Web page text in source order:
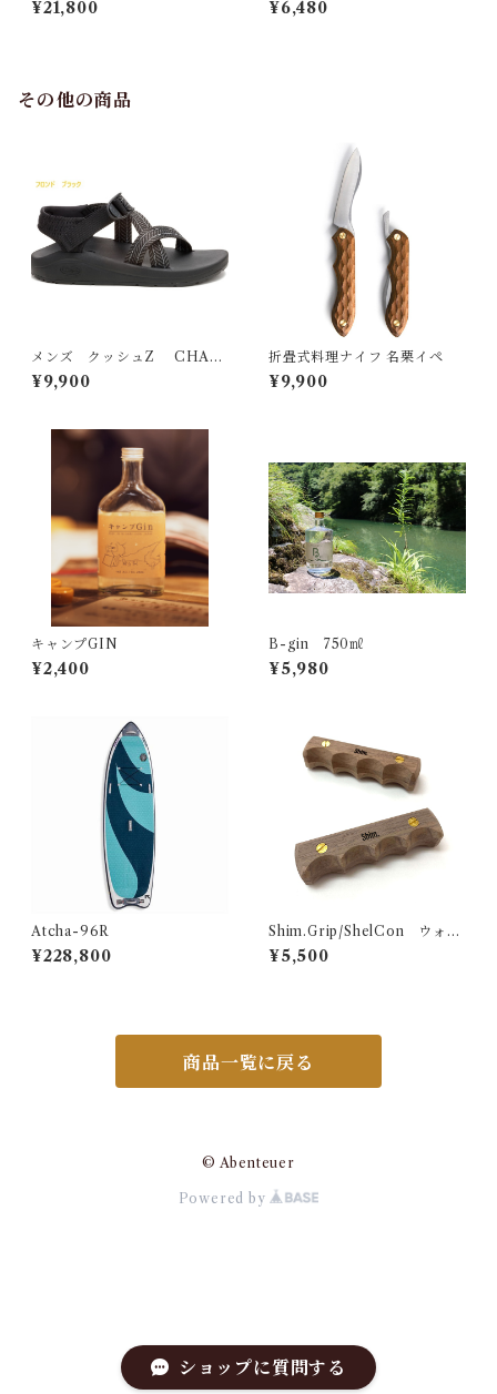
ショップに質問する
プ
¥21,800 ¥6,480
その他の商品
メンズ クッシュZ CHAC
O
¥9,900
折畳式料理ナイフ 名栗イペ
¥9,900
キャンプGIN
¥2,400
B-gin 750㎖
¥5,980
Atcha-96R
¥228,800
Shim.Grip/ShelCon ウォル
ナット
¥5,500
商品一覧に戻る
© Abenteuer
Powered by